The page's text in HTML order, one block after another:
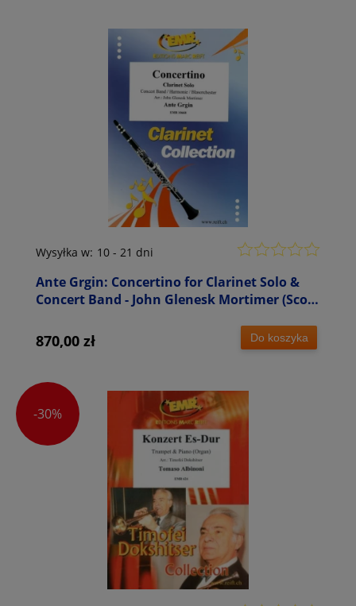
Ante Grgin: Concertino for Clarinet Solo &
Concert Band - John Glenesk Mortimer (Score
Wysyłka w: 10 - 21 dni
870,00 zł Do koszyka
-30%